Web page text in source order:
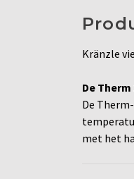
Kränzle
De Therm
De
met het